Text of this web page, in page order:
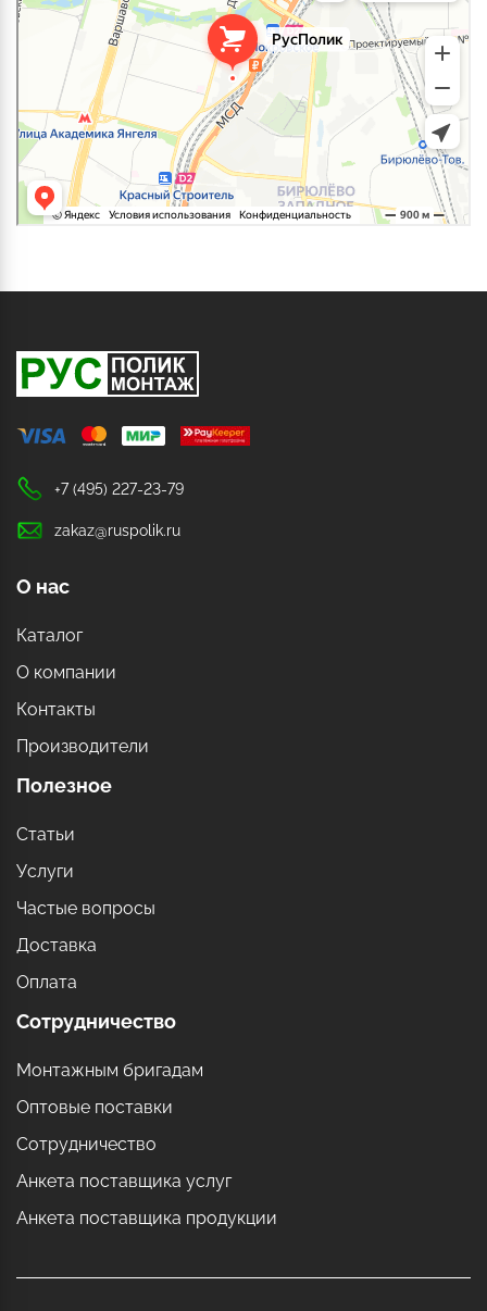
+7 (495) 227-23-79
zakaz@ruspolik.ru
О нас
Каталог
О компании
Контакты
Производители
Полезное
Статьи
Услуги
Частые вопросы
Доставка
Оплата
Сотрудничество
Монтажным бригадам
Оптовые поставки
Сотрудничество
Анкета поставщика услуг
Анкета поставщика продукции